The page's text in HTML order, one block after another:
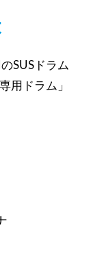
SUSドラム
用ドラム」